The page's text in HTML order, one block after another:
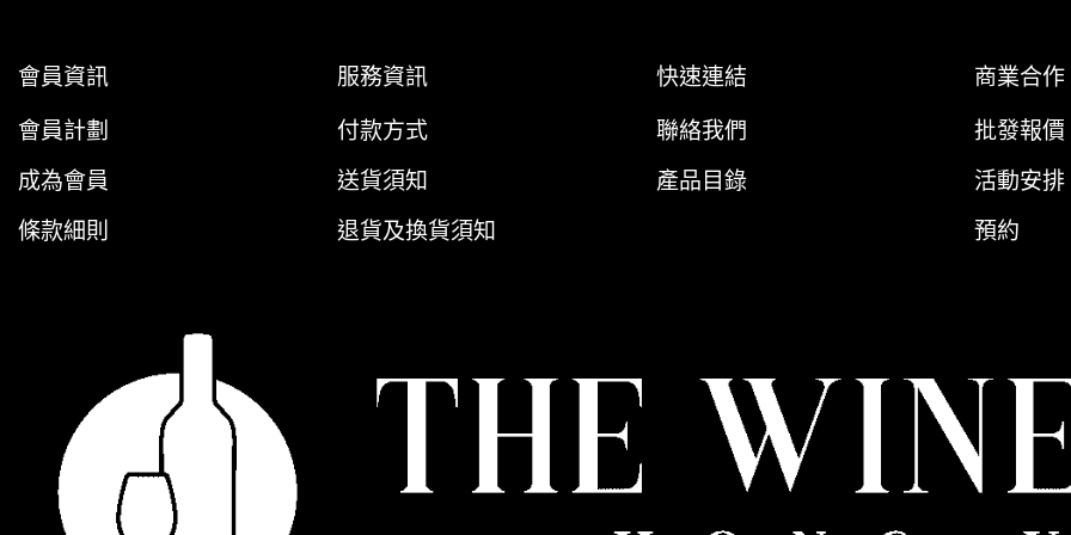
會員資訊
會員計劃
成為會員
條款細則
服務資訊
付款方式
送貨須知
退貨及換貨須知
快速連結
聯絡我們
產品目錄
商業合作
批發報價
活動安排
預約